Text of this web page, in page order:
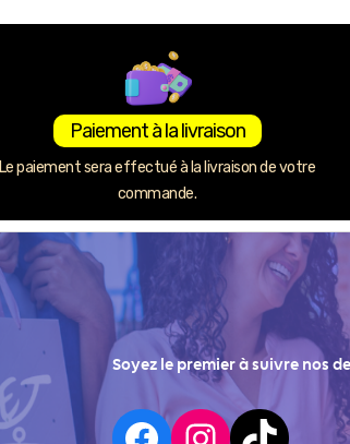
Paiement à la livraison
Le paiement sera effectué à la livraison de votre
commande.
Soyez le premier à suivre nos